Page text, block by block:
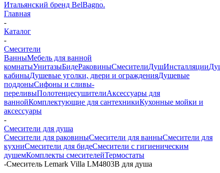
Итальянский бренд BelBagno.
Главная
-
Каталог
-
Смесители
ВанныМебель для ванной
комнатыУнитазыБидеРаковиныСмесителиДушИнсталляции
кабиныДушевые уголки, двери и огражденияДушевые
поддоныСифоны и сливы-
переливыПолотенцесушителиАксессуары для
ваннойКомплектующие для сантехникиКухонные мойки и
аксессуары
-
Смесители для душа
Смесители для раковиныСмесители для ванныСмесители для
кухниСмесители для бидеСмесители с гигиеническим
душемКомплекты смесителейТермостаты
-Смеситель Lemark Villa LM4803B для душа